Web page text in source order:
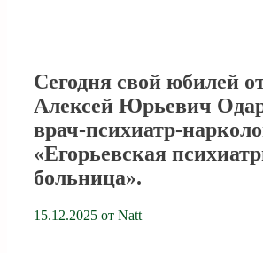
Сегодня свой юбилей
Алексей Юрьевич
врач-психиатр-
«Егорьевская
больница».
15.12.2025 от Natt